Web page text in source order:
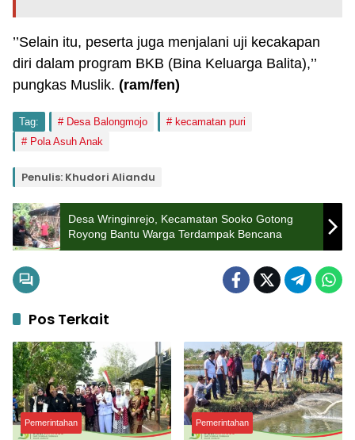
’’Selain itu, peserta juga menjalani uji kecakapan
diri dalam program BKB (Bina Keluarga Balita),’’
pungkas Muslik. (ram/fen)
Tag: Desa Balongmojo
kecamatan puri
Pola Asuh Anak
Penulis: Khudori Aliandu
Desa Wringinrejo, Kecamatan Sooko Gotong
Royong Bantu Warga Terdampak Bencana
Pos Terkait
Pemerintahan Pemerintahan